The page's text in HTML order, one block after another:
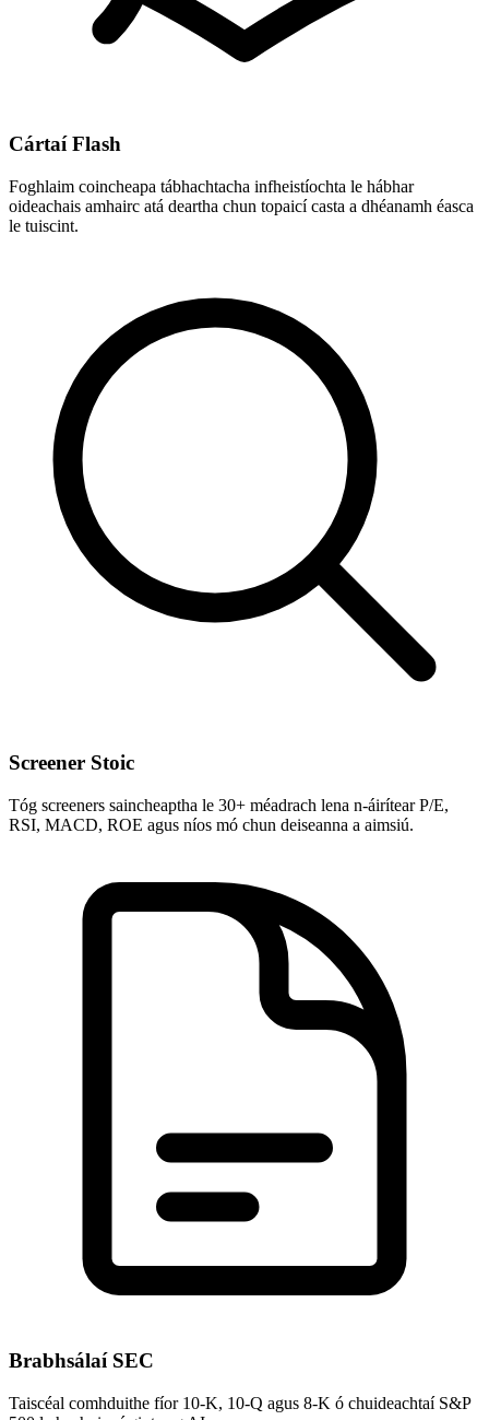
Cártaí Flash
Foghlaim coincheapa tábhachtacha infheistíochta le hábhar
oideachais amhairc atá deartha chun topaicí casta a dhéanamh éasca
le tuiscint.
Screener Stoic
Tóg screeners saincheaptha le 30+ méadrach lena n-áirítear P/E,
RSI, MACD, ROE agus níos mó chun deiseanna a aimsiú.
Brabhsálaí SEC
Taiscéal comhduithe fíor 10-K, 10-Q agus 8-K ó chuideachtaí S&P